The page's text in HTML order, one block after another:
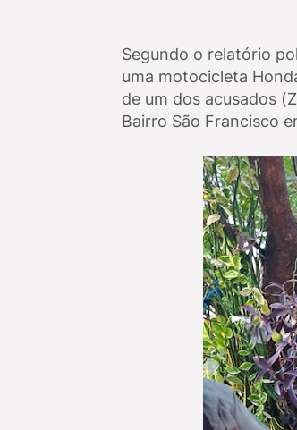
Segundo o relatório
uma motocicleta
de um dos acusados
Bairro São Francisco